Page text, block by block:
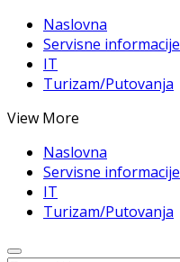
Naslovna
Servisne informacije
IT
Turizam/Putovanja
View More
Naslovna
Servisne informacije
IT
Turizam/Putovanja